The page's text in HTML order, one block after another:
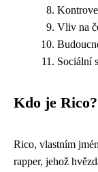
Vliv na
Sociální
Kdo je Rico?
Rico, vlastním
rapper, jehož